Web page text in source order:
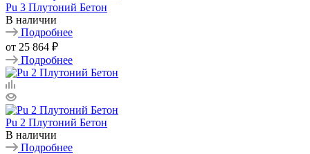
Pu 3 Плутоний Бетон
В наличии
Подробнее
от 25 864 ₽
Подробнее
Pu 2 Плутоний Бетон
В наличии
Подробнее